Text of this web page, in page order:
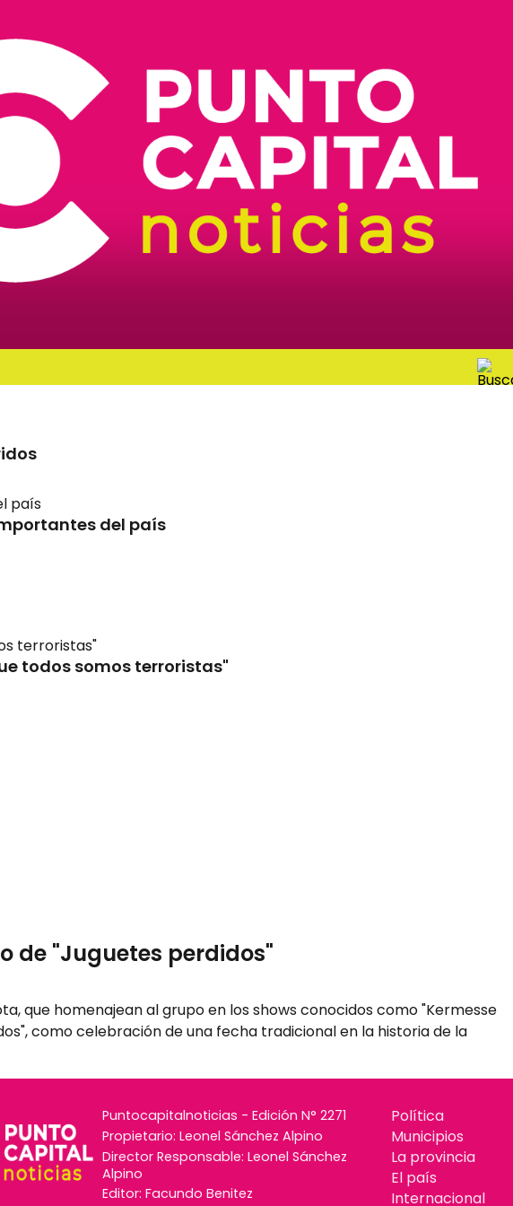
del país
todos somos terroristas"
de "Juguetes perdidos"
que homenajean al grupo en los shows conocidos como "Kermesse
como celebración de una fecha tradicional en la historia de la
Puntocapitalnoticias - Edición N° 2271
Propietario: Leonel Sánchez Alpino
Director Responsable: Leonel Sánchez
Alpino
Editor: Facundo Benitez
Política
Municipios
La provincia
El país
Internacional